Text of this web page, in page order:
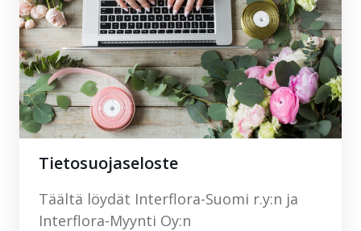
Tietosuojaseloste
Täältä löydät Interflora-Suomi r.y:n ja
Interflora-Myynti Oy:n